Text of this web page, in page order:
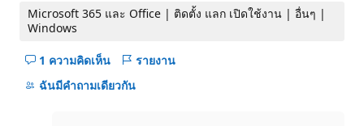
Microsoft 365 และ Office | ติดตั้ง แลก เปิดใช้งาน | อื่นๆ |
Windows
1 ความคิดเห็น
ซ่อน
ข้อคิด
รายงาน
ฉันมีคําถามเดียวกัน